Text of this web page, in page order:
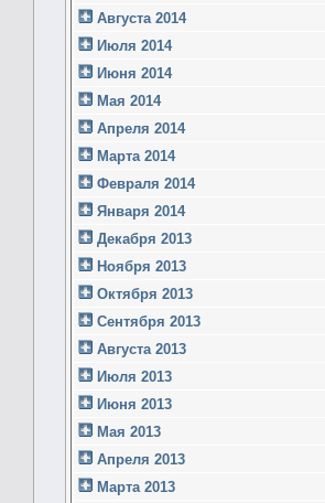
Августа 2014
Июля 2014
Июня 2014
Мая 2014
Апреля 2014
Марта 2014
Февраля 2014
Января 2014
Декабря 2013
Ноября 2013
Октября 2013
Сентября 2013
Августа 2013
Июля 2013
Июня 2013
Мая 2013
Апреля 2013
Марта 2013